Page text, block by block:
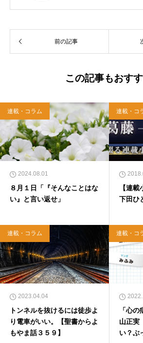
う宗教法人専門の行政書
「上馬キリスト教会（
を行う「まじめ担当」。
西洋哲学超入門〜』（日
イヤモンド社）、『世界
『世界一ゆるい聖書教室
ONとの共著、講談社）な
ef="https://amzn.to/
クになる 眠れぬ夜の聖
房）</a>２０２２年３月
前の記事
この記事もおす
連載・コラム
2024.08.01
８月１日「『そんなことはな
い』と言い返せ」
連載・コ
【連
下田ひ
連載・コラム
2023.04.04
トンネルを抜けるには徒歩よ
り電車がいい。【聖書からよ
もやま話３５９】
連載・コ
「心
山正実
い？ぶ